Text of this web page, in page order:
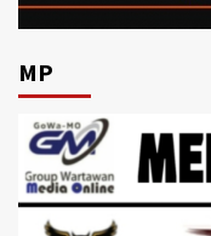
MP